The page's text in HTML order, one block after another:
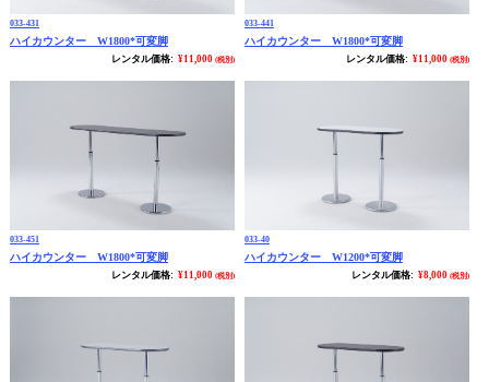
033-431
ハイカウンター W1800*可変脚
レンタル価格:¥11,000 (税別)
033-441
ハイカウンター W1800*可変脚
レンタル価格:¥11,000 (税別)
033-451
ハイカウンター W1800*可変脚
レンタル価格:¥11,000 (税別)
033-40
ハイカウンター W1200*可変脚
レンタル価格:¥8,000 (税別)